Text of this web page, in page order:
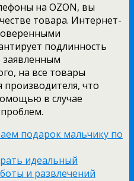
на OZON, вы
товара. Интернет-
подлинность
заявленным
на все товары
производителя, что
в случае
подарок мальчику по
идеальный
и развлечений